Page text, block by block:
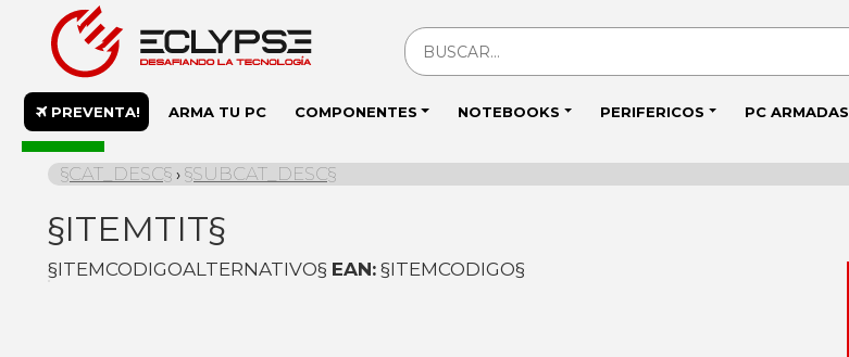
PREVENTA! ARMA TU PC COMPONENTES NOTEBOOKS PERIFERICOS PC ARMADAS
§CAT_DESC§ › §SUBCAT_DESC§
§ITEMTIT§
§ITEMCODIGOALTERNATIVO§ EAN: §ITEMCODIGO§
En stock